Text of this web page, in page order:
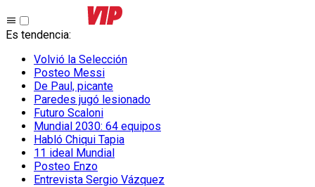
Es tendencia:
Volvió la Selección
Posteo Messi
De Paul, picante
Paredes jugó lesionado
Futuro Scaloni
Mundial 2030: 64 equipos
Habló Chiqui Tapia
11 ideal Mundial
Posteo Enzo
Entrevista Sergio Vázquez